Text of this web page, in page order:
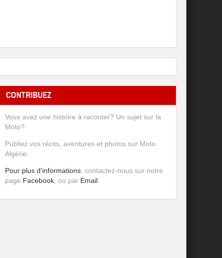
CONTRIBUEZ
Vous avez une histoire à raconter? Un sujet sur la
Moto?
Publiez vos récits, aventures et photos sur Moto
Algérie.
Pour plus d'informations , contactez-nous sur notre
page Facebook , ou par Email